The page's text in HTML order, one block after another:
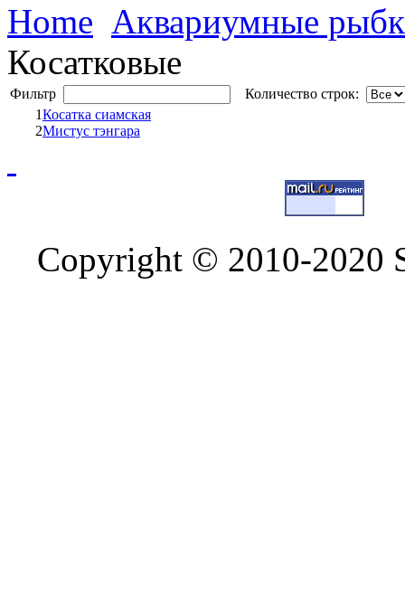
Home Аквариумные
Косатковые
Фильтр
Количество строк:
1Косатка сиамская
2Мистус тэнгара
Copyright © 2010-2020